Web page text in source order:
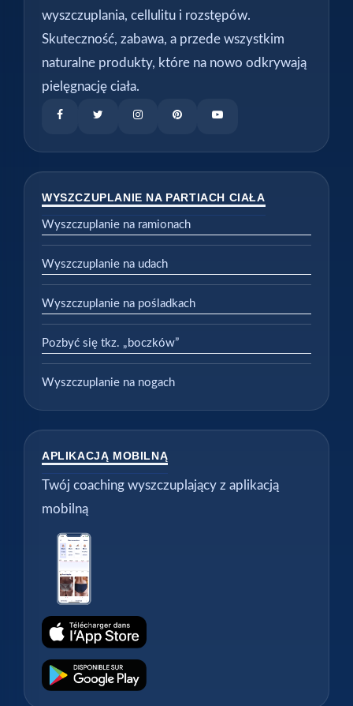
wyszczuplania, cellulitu i rozstępów.
Skuteczność, zabawa, a przede wszystkim
naturalne produkty, które na nowo odkrywają
pielęgnację ciała.
WYSZCZUPLANIE NA PARTIACH CIAŁA
Wyszczuplanie na ramionach
Wyszczuplanie na udach
Wyszczuplanie na pośladkach
Pozbyć się tkz. „boczków”
Wyszczuplanie na nogach
APLIKACJĄ MOBILNĄ
Twój coaching wyszczuplający z aplikacją
mobilną